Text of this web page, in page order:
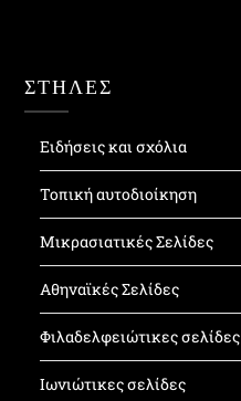
ΣΤΗΛΕΣ
Ειδήσεις και σχόλια
Τοπική αυτοδιοίκηση
Μικρασιατικές Σελίδες
Αθηναϊκές Σελίδες
Φιλαδελφειώτικες σελίδες
Ιωνιώτικες σελίδες